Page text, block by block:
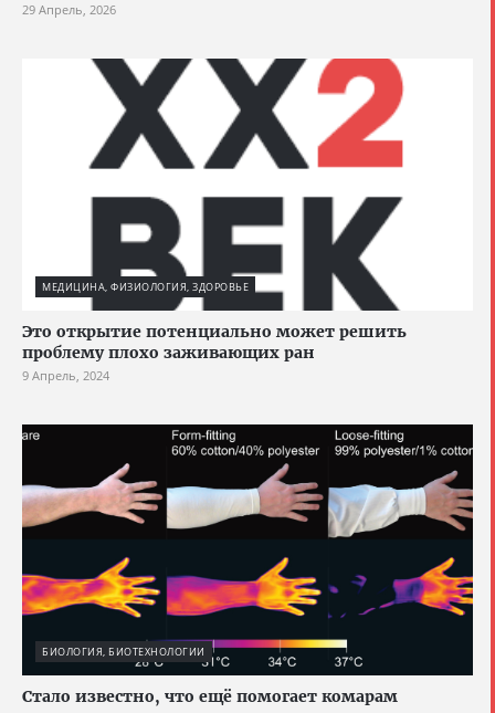
29 Апрель, 2026
МЕДИЦИНА, ФИЗИОЛОГИЯ, ЗДОРОВЬЕ
Это открытие потенциально может решить
проблему плохо заживающих ран
9 Апрель, 2024
БИОЛОГИЯ, БИОТЕХНОЛОГИИ
Стало известно, что ещё помогает комарам